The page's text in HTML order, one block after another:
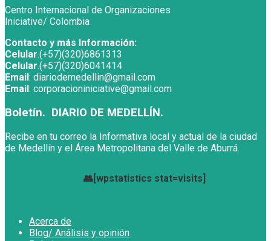
Centro Internacional de Organizaciones
Iniciative/ Colombia
Contacto y más Información:
Celular.(+57)(320)6861313
Celular.(+57)(320)6041414
Email : diariodemedellin@gmail.com
Email : corporacioniniciative@gmail.com
Boletín. DIARIO DE MEDELLÍN.
Recibe en tu correo la Informativa local y actual de la ciudad
de Medellín y el Área Metropolitana del Valle de Aburrá.
👥[wpstatistics stat=visits]
Acerca de
Blog/ Análisis y opinión